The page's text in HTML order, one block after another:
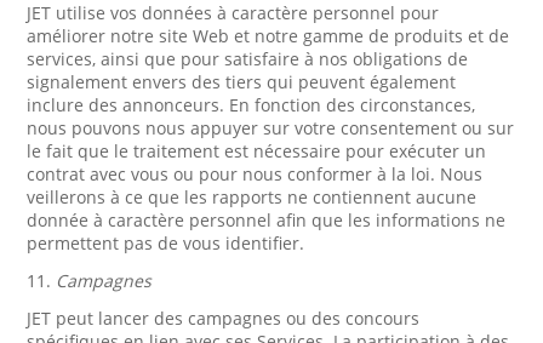
JET utilise vos données à caractère personnel pour
améliorer notre site Web et notre gamme de produits et de
services, ainsi que pour satisfaire à nos obligations de
signalement envers des tiers qui peuvent également
inclure des annonceurs. En fonction des circonstances,
nous pouvons nous appuyer sur votre consentement ou sur
le fait que le traitement est nécessaire pour exécuter un
contrat avec vous ou pour nous conformer à la loi. Nous
veillerons à ce que les rapports ne contiennent aucune
donnée à caractère personnel afin que les informations ne
permettent pas de vous identifier.
11. Campagnes
JET peut lancer des campagnes ou des concours